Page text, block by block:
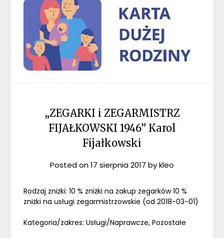
„ZEGARKI i ZEGARMISTRZ
FIJAŁKOWSKI 1946” Karol
Fijałkowski
Posted on17 sierpnia 2017 bykleo
Rodzaj zniżki: 10 % zniżki na zakup zegarków 10 %
zniżki na usługi zegarmistrzowskie (od 2018-03-01)
Kategoria/zakres: Usługi/Naprawcze, Pozostałe